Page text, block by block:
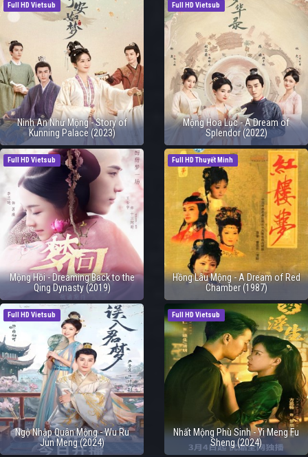
Full HD Vietsub
Ninh An Như Mộng - Story of
Kunning Palace (2023)
Full HD Vietsub
Mộng Hoa Lục - A Dream of
Splendor (2022)
Full HD Vietsub
Mộng Hồi - Dreaming Back to the
Qing Dynasty (2019)
Full HD Thuyết Minh
Hồng Lâu Mộng - A Dream of Red
Chamber (1987)
Full HD Vietsub
Ngộ Nhập Quân Mộng - Wu Ru
Jun Meng (2024)
Full HD Vietsub
Nhất Mộng Phù Sinh - Yi Meng Fu
Sheng (2024)